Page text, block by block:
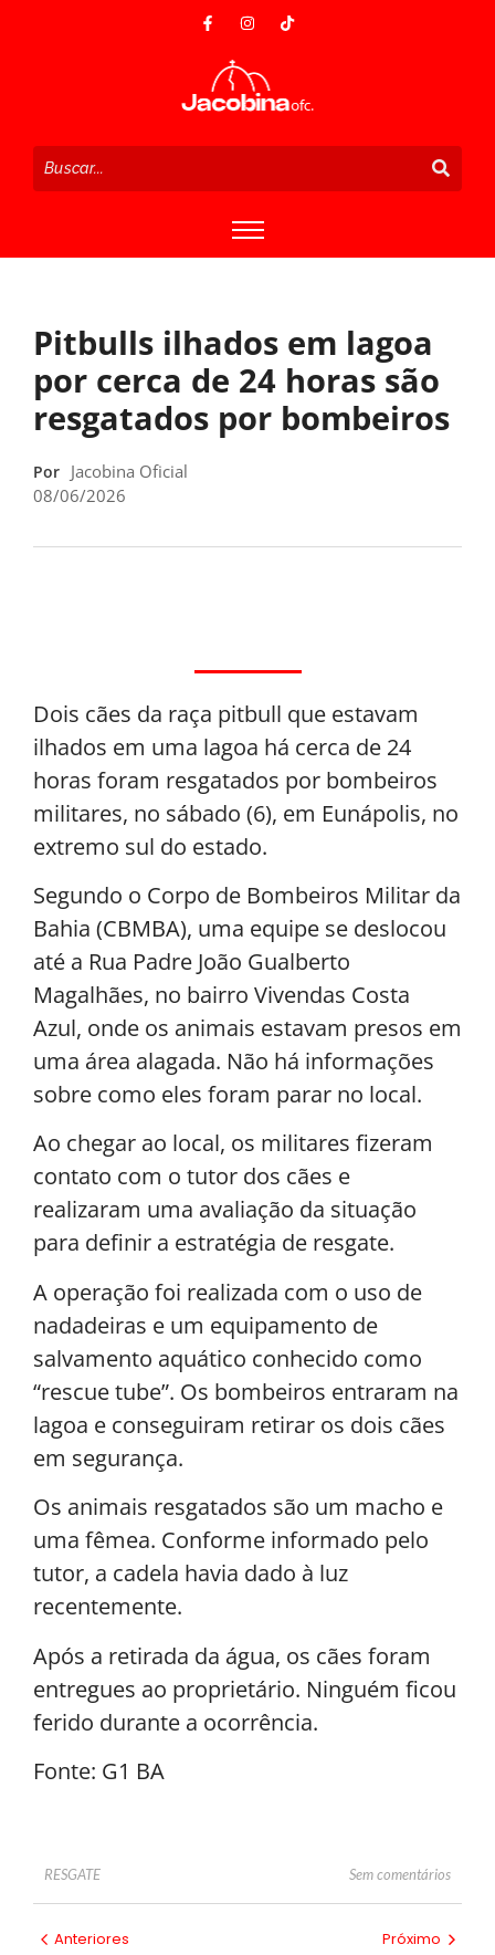
Pitbulls ilhados em lagoa
por cerca de 24 horas são
resgatados por bombeiros
Por Jacobina Oficial
08/06/2026
Dois cães da raça pitbull que estavam
ilhados em uma lagoa há cerca de 24
horas foram resgatados por bombeiros
militares, no sábado (6), em Eunápolis, no
extremo sul do estado.
Segundo o Corpo de Bombeiros Militar da
Bahia (CBMBA), uma equipe se deslocou
até a Rua Padre João Gualberto
Magalhães, no bairro Vivendas Costa
Azul, onde os animais estavam presos em
uma área alagada. Não há informações
sobre como eles foram parar no local.
Ao chegar ao local, os militares fizeram
contato com o tutor dos cães e
realizaram uma avaliação da situação
para definir a estratégia de resgate.
A operação foi realizada com o uso de
nadadeiras e um equipamento de
salvamento aquático conhecido como
“rescue tube”. Os bombeiros entraram na
lagoa e conseguiram retirar os dois cães
em segurança.
Os animais resgatados são um macho e
uma fêmea. Conforme informado pelo
tutor, a cadela havia dado à luz
recentemente.
Após a retirada da água, os cães foram
entregues ao proprietário. Ninguém ficou
ferido durante a ocorrência.
Fonte: G1 BA
RESGATE Sem comentários
Anteriores Próximo